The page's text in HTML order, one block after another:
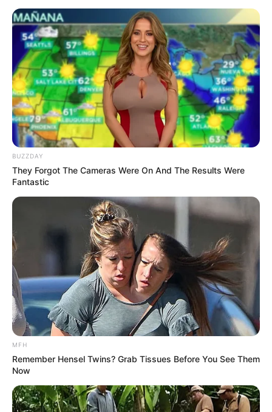
BUZZDAY
They Forgot The Cameras Were On And The Results Were
Fantastic
MFH
Remember Hensel Twins? Grab Tissues Before You See Them
Now